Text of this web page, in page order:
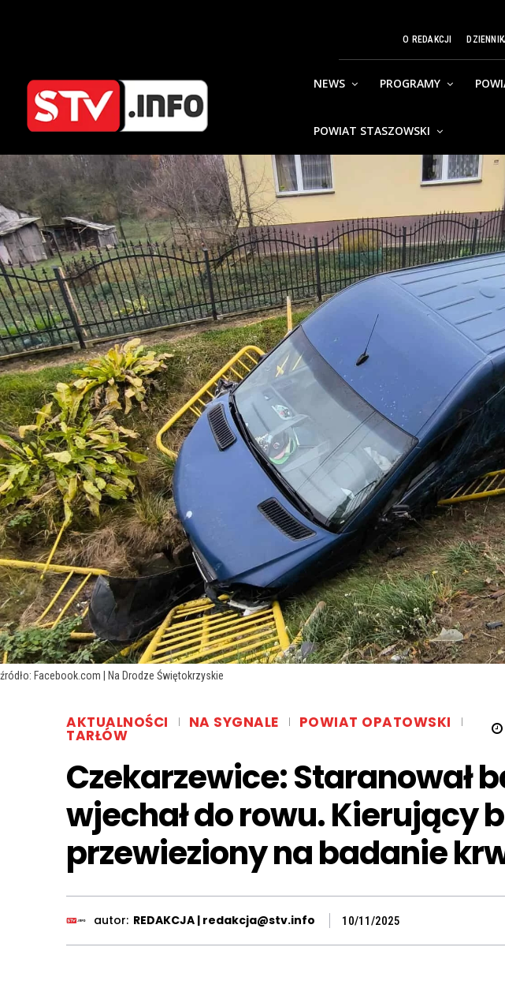
O REDAKCJI
NEWS PROGRAMY
POWIAT STASZOWSKI
źródło: Facebook.com | Na Drodze Świętokrzyskie
AKTUALNOŚCI NA SYGNALE POWIAT OPATOWSKI
TARŁÓW
Czekarzewice: Staranował
wjechał do rowu. Kierujący
przewieziony na badanie
autor: REDAKCJA | redakcja@stv.info 10/11/2025